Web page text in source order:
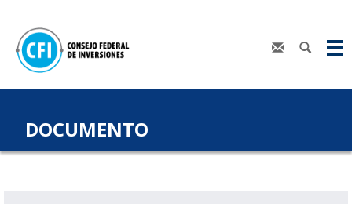
DOCUMENTO